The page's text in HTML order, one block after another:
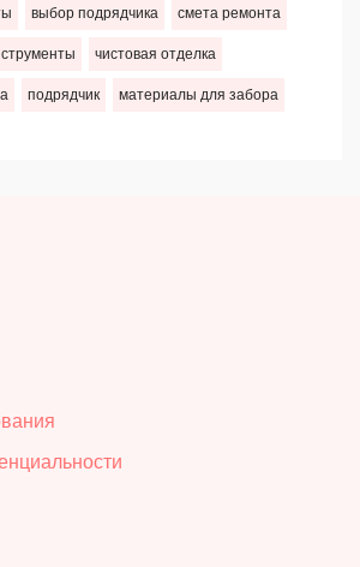
выбор подрядчика смета ремонта
чистовая отделка
подрядчик материалы для забора